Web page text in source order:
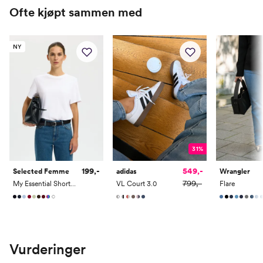
Ofte kjøpt sammen med
NY
Selected Femme
My Essential Short Sleeve O-Neck Tee
199,-
31%
adidas
VL Court 3.0
549,-
799,-
Wrangler
Flare
Vurderinger